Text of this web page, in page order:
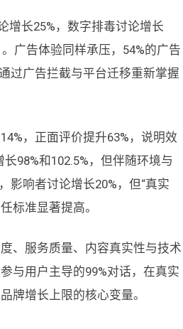
增长25%，数字排毒讨论增长
广告体验同样承压，54%的广告
过广告拦截与平台迁移重新掌握
，正面评价提升63%，说明效
98%和102.5%，但伴随环境与
影响者讨论增长20%，但“真实
标准显著提高。
、服务质量、内容真实性与技术
与用户主导的99%对话，在真实
牌增长上限的核心变量。